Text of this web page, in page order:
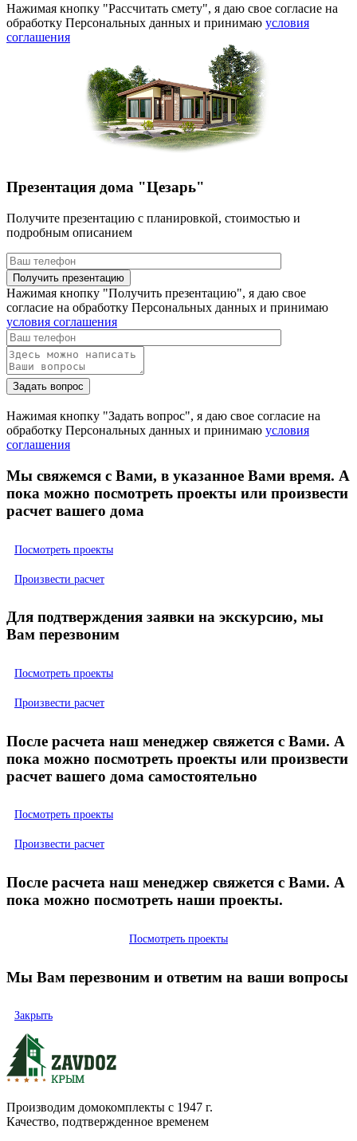
Нажимая кнопку "Рассчитать смету", я даю свое согласие на
обработку Персональных данных и принимаю условия
соглашения
Презентация дома "Цезарь"
Получите презентацию с планировкой, стоимостью и
подробным описанием
Нажимая кнопку "Получить презентацию", я даю свое
согласие на обработку Персональных данных и принимаю
условия соглашения
Нажимая кнопку "Задать вопрос", я даю свое согласие на
обработку Персональных данных и принимаю условия
соглашения
Мы свяжемся с Вами, в указанное Вами время. А
пока можно посмотреть проекты или произвести
расчет вашего дома
Посмотреть проекты
Произвести расчет
Для подтверждения заявки на экскурсию, мы
Вам перезвоним
Посмотреть проекты
Произвести расчет
После расчета наш менеджер свяжется с Вами. А
пока можно посмотреть проекты или произвести
расчет вашего дома самостоятельно
Посмотреть проекты
Произвести расчет
После расчета наш менеджер свяжется с Вами. А
пока можно посмотреть наши проекты.
Посмотреть проекты
Мы Вам перезвоним и ответим на ваши вопросы
Закрыть
Производим домокомплекты с 1947 г.
Качество, подтвержденное временем